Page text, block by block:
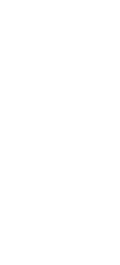
CỦA CỐ TỔNG